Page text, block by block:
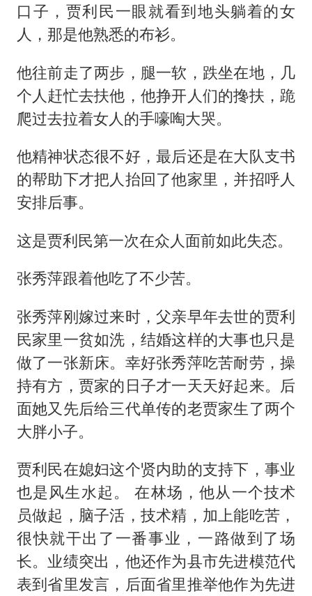
口子，贾利民一眼就看到地头躺着的女
人，那是他熟悉的布衫。
他往前走了两步，腿一软，跌坐在地，几
个人赶忙去扶他，他挣开人们的搀扶，跪
爬过去拉着女人的手嚎啕大哭。
他精神状态很不好，最后还是在大队支书
的帮助下才把人抬回了他家里，并招呼人
安排后事。
这是贾利民第一次在众人面前如此失态。
张秀萍跟着他吃了不少苦。
张秀萍刚嫁过来时，父亲早年去世的贾利
民家里一贫如洗，结婚这样的大事也只是
做了一张新床。幸好张秀萍吃苦耐劳，操
持有方，贾家的日子才一天天好起来。后
面她又先后给三代单传的老贾家生了两个
大胖小子。
贾利民在媳妇这个贤内助的支持下，事业
也是风生水起。 在林场，他从一个技术
员做起，脑子活，技术精，加上能吃苦，
很快就干出了一番事业，一路做到了场
长。业绩突出，他还作为县市先进模范代
表到省里发言，后面省里推举他作为先进